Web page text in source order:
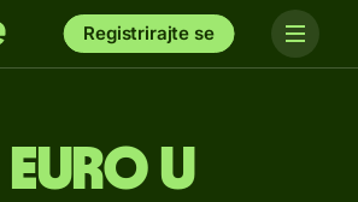
Registrirajte se
euro u